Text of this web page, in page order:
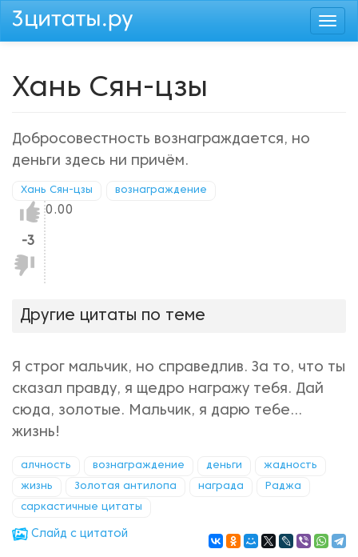
Перейти
Хань Сян-цзы
Добросовестность вознаграждается, но
деньги здесь ни причём.
Хань Сян-цзы вознаграждение
Нравится!
-3
Не
нравится!
0.00
Другие цитаты по теме
Я строг мальчик, но справедлив. За то, что ты
сказал правду, я щедро награжу тебя. Дай
сюда, золотые. Мальчик, я дарю тебе...
жизнь!
алчность вознаграждение деньги жадность
жизнь Золотая антилопа награда Раджа
саркастичные цитаты
Cлайд с цитатой